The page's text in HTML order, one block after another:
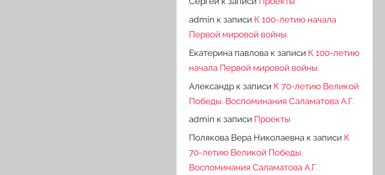
admin к записи К 100-летию начала
Первой мировой войны.
Екатерина павлова к записи К 100-летию
начала Первой мировой войны.
Александр к записи К 70-летию Великой
Победы. Воспоминания Саламатова А.Г.
admin к записи Проекты
Полякова Вера Николаевна к записи К
70-летию Великой Победы.
Воспоминания Саламатова А.Г.